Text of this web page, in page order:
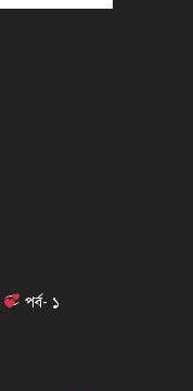
পর্ব- ১